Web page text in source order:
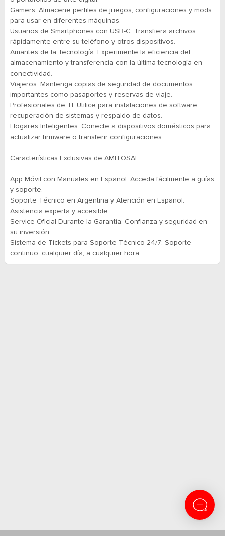
Gamers: Almacene perfiles de juegos, configuraciones y mods
para usar en diferentes máquinas.
Usuarios de Smartphones con USB-C: Transfiera archivos
rápidamente entre su teléfono y otros dispositivos.
Amantes de la Tecnología: Experimente la eficiencia del
almacenamiento y transferencia con la última tecnología en
conectividad.
Viajeros: Mantenga copias de seguridad de documentos
importantes como pasaportes y reservas de viaje.
Profesionales de TI: Utilice para instalaciones de software,
recuperación de sistemas y respaldo de datos.
Hogares Inteligentes: Conecte a dispositivos domésticos para
actualizar firmware o transferir configuraciones.
Características Exclusivas de AMITOSAI
App Móvil con Manuales en Español: Acceda fácilmente a guías
y soporte.
Soporte Técnico en Argentina y Atención en Español:
Asistencia experta y accesible.
Service Oficial Durante la Garantía: Confianza y seguridad en
su inversión.
Sistema de Tickets para Soporte Técnico 24/7: Soporte
continuo, cualquier día, a cualquier hora.